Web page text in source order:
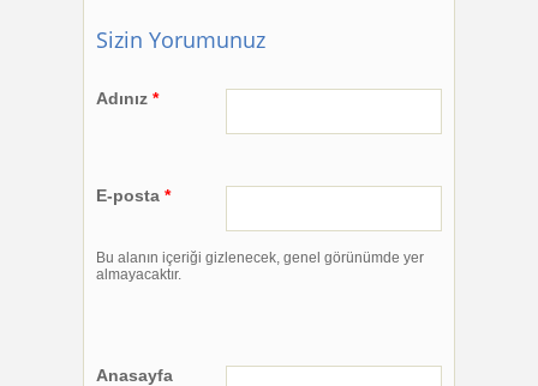
Sizin Yorumunuz
Adınız *
E-posta *
Bu alanın içeriği gizlenecek, genel görünümde yer
almayacaktır.
Anasayfa